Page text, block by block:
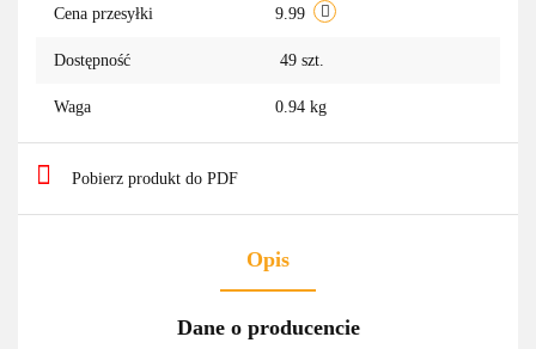
Cena przesyłki 9.99
Dostępność 49 szt.
Waga 0.94 kg
Pobierz produkt do PDF
Opis
Dane o producencie